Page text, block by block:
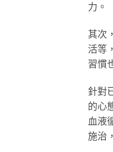
力。
其次
活等
習慣
針對
的心
血液
施治